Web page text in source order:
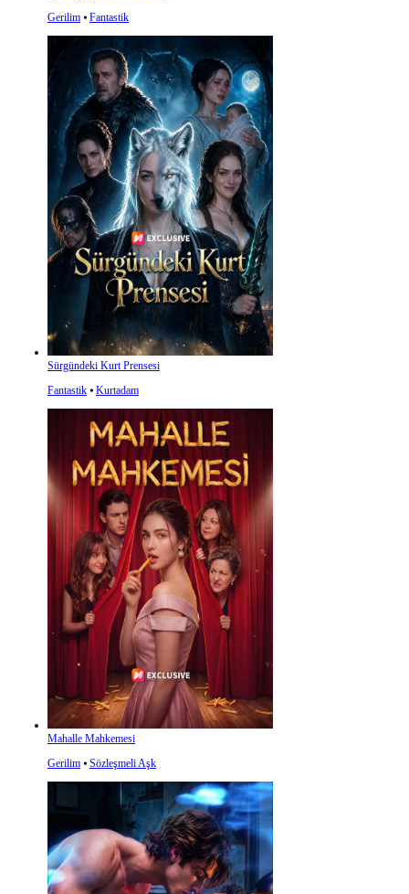
Gerilim ⦁ Fantastik
Sürgündeki Kurt Prensesi
Fantastik ⦁ Kurtadam
Mahalle Mahkemesi
Gerilim ⦁ Sözleşmeli Aşk